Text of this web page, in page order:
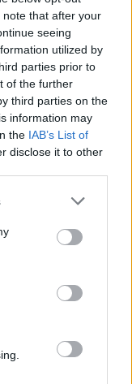
that after your
seeing
utilized by
parties prior to
of the further
third parties on the
information may
the IAB’s List of
disclose it to other